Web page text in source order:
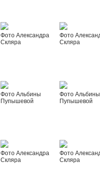
Фото Александра
Скляра
Фото
Скляра
Фото Альбины
Пупышевой
Фото Альбины
Пупышевой
Фото Александра
Скляра
Фото
Скляра